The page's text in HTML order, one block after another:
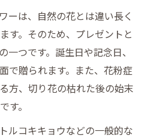
ーは、自然の花とは違い長く
す。そのため、プレゼントと
一つです。誕生日や記念日、
で贈られます。また、花粉症
方、切り花の枯れた後の始末
す。
ルコキキョウなどの一般的な